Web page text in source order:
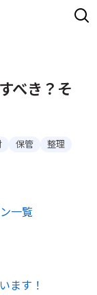
べき？そ
保管 整理
ます！